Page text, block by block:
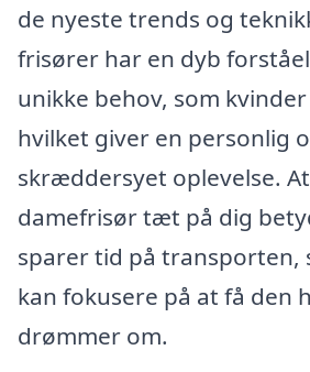
de nyeste trends og
frisører har en dyb
unikke behov, som
hvilket giver en personlig
skræddersyet oplevelse.
damefrisør tæt på dig
sparer tid på transporten,
kan fokusere på at få den
drømmer om.